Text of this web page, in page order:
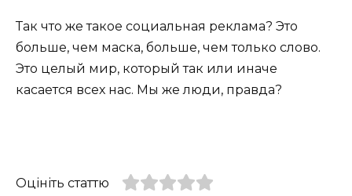
Так что же такое социальная реклама? Это
больше, чем маска, больше, чем только слово.
Это целый мир, который так или иначе
касается всех нас. Мы же люди, правда?
Оцініть статтю